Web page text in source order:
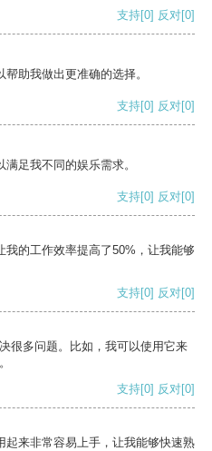
支持[0] 反对[0]
助我做出更准确的选择。
支持[0] 反对[0]
足我不同的娱乐需求。
支持[0] 反对[0]
的工作效率提高了50%，让我能够
支持[0] 反对[0]
很多问题。比如，我可以使用它来
支持[0] 反对[0]
起来非常容易上手，让我能够快速熟